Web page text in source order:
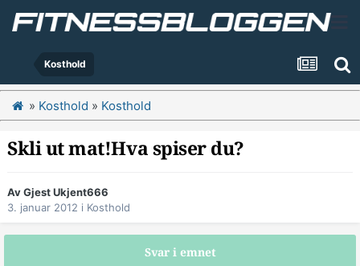
Kosthold
» Kosthold » Kosthold
Skli ut mat!Hva spiser du?
Av Gjest Ukjent666
3. januar 2012 i Kosthold
Svar i emnet